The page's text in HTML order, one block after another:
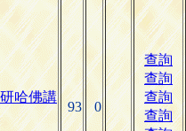
哈佛講
93 0
查詢
查詢
查詢
查詢